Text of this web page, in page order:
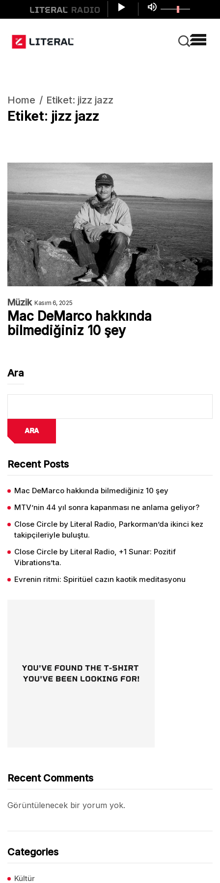
Home Etiket: jizz jazz
Etiket: jizz jazz
Müzik Kasım 6, 2025
Mac DeMarco hakkında
bilmediğiniz 10 şey
Ara
Ara
Recent Posts
Mac DeMarco hakkında bilmediğiniz 10 şey
MTV’nin 44 yıl sonra kapanması ne anlama geliyor?
Close Circle by Literal Radio, Parkorman’da ikinci kez
takipçileriyle buluştu.
Close Circle by Literal Radio, +1 Sunar: Pozitif
Vibrations’ta.
Evrenin ritmi: Spiritüel cazın kaotik meditasyonu
Recent Comments
Görüntülenecek bir yorum yok.
Categories
Kültür